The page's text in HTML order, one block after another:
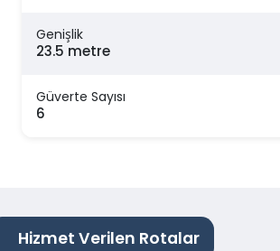
Genişlik
23.5 metre
Güverte Sayısı
6
Hizmet Verilen Rotalar